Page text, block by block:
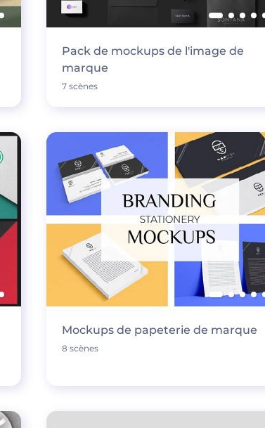
Pack de mockups de l'image de
marque
7 scènes
Mockups de papeterie de marque
8 scènes